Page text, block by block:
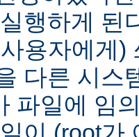
행하게 된
용자에게)
다른 시스
파일에 임